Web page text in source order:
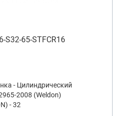
S32-65-STFCR16
- Цилиндрический
2008 (Weldon)
- 32